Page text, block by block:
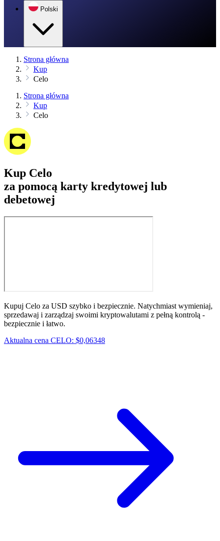
Polski
Strona główna
Kup
Celo
Strona główna
Kup
Celo
Kup Celo
za pomocą karty kredytowej lub
debetowej
Kupuj Celo za USD szybko i bezpiecznie. Natychmiast wymieniaj,
sprzedawaj i zarządzaj swoimi kryptowalutami z pełną kontrolą -
bezpiecznie i łatwo.
Aktualna cena CELO: $0,06348